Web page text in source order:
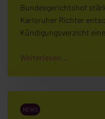
Bundesgerichtshof
Karlsruher Richter
Kündigungsverzicht
Weiterlesen...
NEWS